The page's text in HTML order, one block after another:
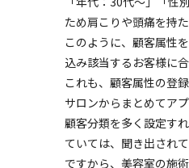
ため肩こりや頭痛を持
このように、顧客属性
込み該当するお客様に
これも、顧客属性の登
サロンからまとめてア
顧客分類を多く設定す
ていては、聞き出され
ですから、美容室の施